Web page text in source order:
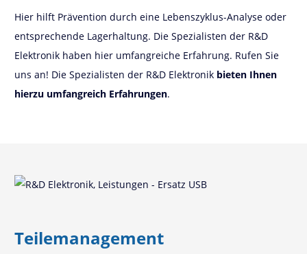
Hier hilft Prävention durch eine Lebenszyklus-Analyse oder
entsprechende Lagerhaltung. Die Spezialisten der R&D
Elektronik haben hier umfangreiche Erfahrung. Rufen Sie
uns an! Die Spezialisten der R&D Elektronik bieten Ihnen
hierzu umfangreich Erfahrungen.
Teilemanagement